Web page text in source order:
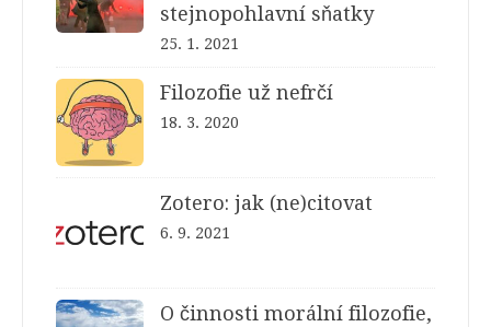
stejnopohlavní sňatky
25. 1. 2021
Filozofie už nefrčí
18. 3. 2020
Zotero: jak (ne)citovat
6. 9. 2021
O činnosti morální filozofie,